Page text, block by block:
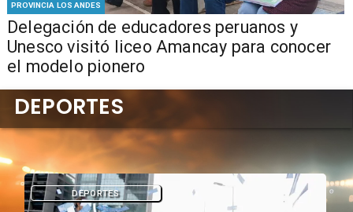
PROVINCIA LOS ANDES
Delegación de educadores peruanos y
Unesco visitó liceo Amancay para conocer
el modelo pionero
DEPORTES
DEPORTES